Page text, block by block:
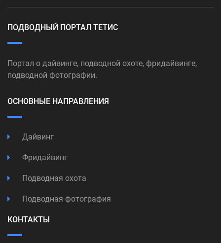
ПОДВОДНЫЙ ПОРТАЛ ТЕТИС
Портал о дайвинге, подводной охоте, фридайвинге,
подводной фотографии.
ОСНОВНЫЕ НАПРАВЛЕНИЯ
Дайвинг
Фридайвинг
Подводная охота
Подводная фотография
КОНТАКТЫ